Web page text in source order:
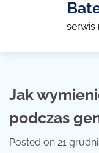
serwis
Jak
podczas
Posted on 21